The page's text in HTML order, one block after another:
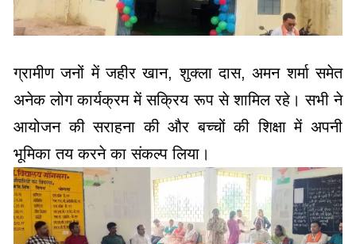
ग्रामीण जनों में जहीर खान, शुक्ला दास, अमन शर्मा समेत
अनेक लोग कार्यक्रम में सक्रिय रूप से शामिल रहे। सभी ने
आयोजन की सराहना की और बच्चों की शिक्षा में अपनी
भूमिका तय करने का संकल्प लिया।